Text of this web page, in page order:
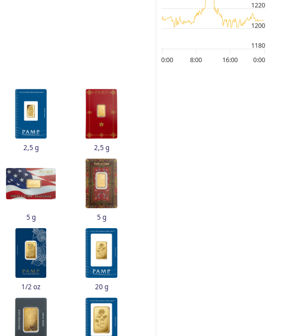
2,5 g 2,5 g
5 g 5 g
1/2 oz 20 g
0:00 8:00 16:00 0:00
1180
1200
1220